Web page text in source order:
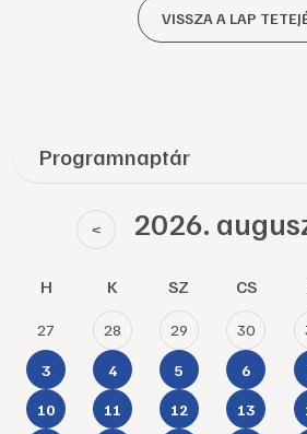
VISSZA A LAP
Programnaptár
< 2026.
H K SZ CS
27 28 29 30
3 4 5 6
10 11 12 13